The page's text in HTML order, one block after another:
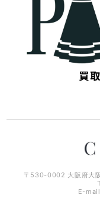
〒530-0002 大阪府大
E-